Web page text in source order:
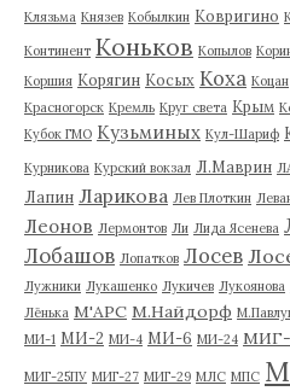
Клязьма Князев Кобылкин Ковригино
Континент Коньков Копылов
Коршия Корягин Косых Коха Коцан
Красногорск Кремль Круг света Крым
Кубок ГМО Кузьминых Кул-Шариф
Курникова Курский вокзал Л.Маврин
Лапин Ларикова Лев Плоткин
Леонов Лермонтов Ли Лида Ясенева
Лобашов Лопатков Лосев
Лужники Лукашенко Лукичев Лукоянова
Лёнька М'АРС М.Найдорф
МИ-1 МИ-2 МИ-4 МИ-6 МИ-24 МИГ-
МИГ-25ПУ МИГ-27 МИГ-29 МЛС МПС